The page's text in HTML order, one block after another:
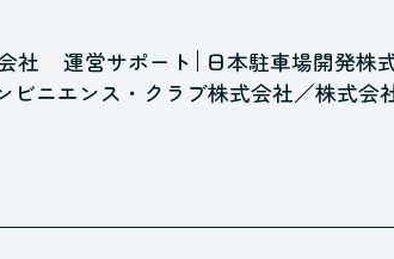
社 運営サポート
日本駐車場開発株
ビニエンス・クラブ株式会社／株式会